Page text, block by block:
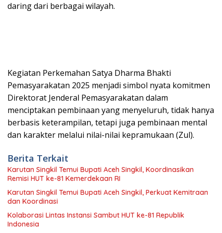
daring dari berbagai wilayah.
Kegiatan Perkemahan Satya Dharma Bhakti
Pemasyarakatan 2025 menjadi simbol nyata komitmen
Direktorat Jenderal Pemasyarakatan dalam
menciptakan pembinaan yang menyeluruh, tidak hanya
berbasis keterampilan, tetapi juga pembinaan mental
dan karakter melalui nilai-nilai kepramukaan (Zul).
Berita Terkait
Karutan Singkil Temui Bupati Aceh Singkil, Koordinasikan
Remisi HUT ke-81 Kemerdekaan RI
Karutan Singkil Temui Bupati Aceh Singkil, Perkuat Kemitraan
dan Koordinasi
Kolaborasi Lintas Instansi Sambut HUT ke-81 Republik
Indonesia